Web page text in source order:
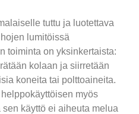
tuttu ja luotettava
lumitöissä
toiminta on yksinkertaista:
kolaan ja siirretään
koneita tai polttoaineita.
myös
käyttö ei aiheuta melua